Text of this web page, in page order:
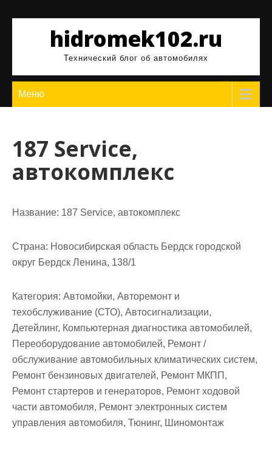
содержимомуhidromek102.ru
Технический блог об автомобилях
Меню
187 Service,
автокомплекс
Название: 187 Service, автокомплекс
Страна: Новосибирская область Бердск городской
округ Бердск Ленина, 138/1
Категория: Автомойки, Авторемонт и
техобслуживание (СТО), Автосигнализации,
Детейлинг, Компьютерная диагностика автомобилей,
Переоборудование автомобилей, Ремонт /
обслуживание автомобильных климатических систем,
Ремонт бензиновых двигателей, Ремонт МКПП,
Ремонт стартеров и генераторов, Ремонт ходовой
части автомобиля, Ремонт электронных систем
управления автомобиля, Тюнинг, Шиномонтаж